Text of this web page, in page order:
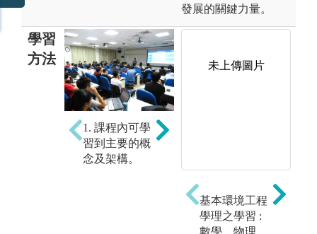
發展的關鍵力量。
學習
方法
1. 課程內可學
習到主要的概
念及架構。
理；之後做大
量的練習（思
考解答習
題）。
未上傳圖片
基本環境工程
學理之學習 :